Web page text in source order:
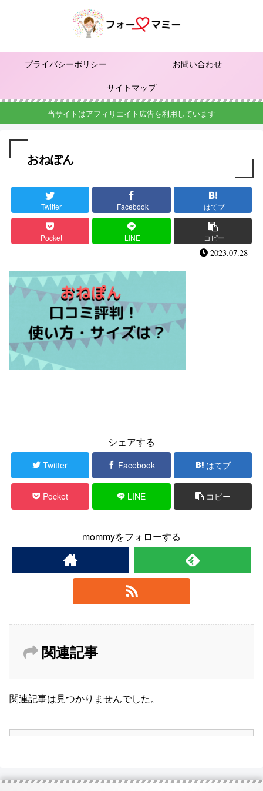
プライバシーポリシー
お問い合わせ
サイトマップ
当サイトはアフィリエイト広告を利用しています
おねぽん
Twitter Facebook はてブ
Pocket LINE コピー
2023.07.28
シェアする
Twitter Facebook はてブ
Pocket LINE コピー
mommyをフォローする
関連記事
関連記事は見つかりませんでした。